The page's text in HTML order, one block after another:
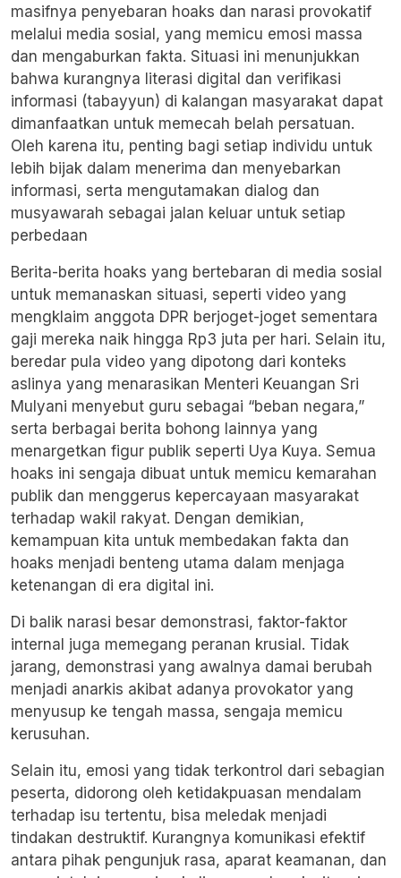
masifnya penyebaran hoaks dan narasi provokatif
melalui media sosial, yang memicu emosi massa
dan mengaburkan fakta. Situasi ini menunjukkan
bahwa kurangnya literasi digital dan verifikasi
informasi (tabayyun) di kalangan masyarakat dapat
dimanfaatkan untuk memecah belah persatuan.
Oleh karena itu, penting bagi setiap individu untuk
lebih bijak dalam menerima dan menyebarkan
informasi, serta mengutamakan dialog dan
musyawarah sebagai jalan keluar untuk setiap
perbedaan
Berita-berita hoaks yang bertebaran di media sosial
untuk memanaskan situasi, seperti video yang
mengklaim anggota DPR berjoget-joget sementara
gaji mereka naik hingga Rp3 juta per hari. Selain itu,
beredar pula video yang dipotong dari konteks
aslinya yang menarasikan Menteri Keuangan Sri
Mulyani menyebut guru sebagai “beban negara,”
serta berbagai berita bohong lainnya yang
menargetkan figur publik seperti Uya Kuya. Semua
hoaks ini sengaja dibuat untuk memicu kemarahan
publik dan menggerus kepercayaan masyarakat
terhadap wakil rakyat. Dengan demikian,
kemampuan kita untuk membedakan fakta dan
hoaks menjadi benteng utama dalam menjaga
ketenangan di era digital ini.
Di balik narasi besar demonstrasi, faktor-faktor
internal juga memegang peranan krusial. Tidak
jarang, demonstrasi yang awalnya damai berubah
menjadi anarkis akibat adanya provokator yang
menyusup ke tengah massa, sengaja memicu
kerusuhan.
Selain itu, emosi yang tidak terkontrol dari sebagian
peserta, didorong oleh ketidakpuasan mendalam
terhadap isu tertentu, bisa meledak menjadi
tindakan destruktif. Kurangnya komunikasi efektif
antara pihak pengunjuk rasa, aparat keamanan, dan